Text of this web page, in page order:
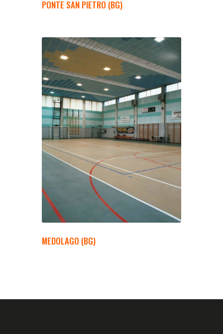
PONTE SAN PIETRO (BG)
MEDOLAGO (BG)